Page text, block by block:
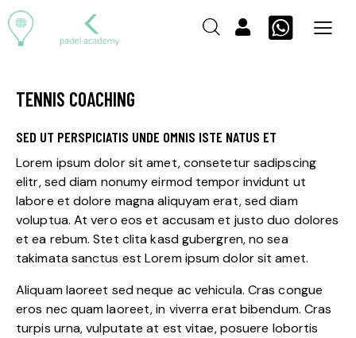
TENNIS COACHING
SED UT PERSPICIATIS UNDE OMNIS ISTE NATUS ET
Lorem ipsum dolor sit amet, consetetur sadipscing
elitr, sed diam nonumy eirmod tempor invidunt ut
labore et dolore magna aliquyam erat, sed diam
voluptua. At vero eos et accusam et justo duo dolores
et ea rebum. Stet clita kasd gubergren, no sea
takimata sanctus est Lorem ipsum dolor sit amet.
Aliquam laoreet sed neque ac vehicula. Cras congue
eros nec quam laoreet, in viverra erat bibendum. Cras
turpis urna, vulputate at est vitae, posuere lobortis